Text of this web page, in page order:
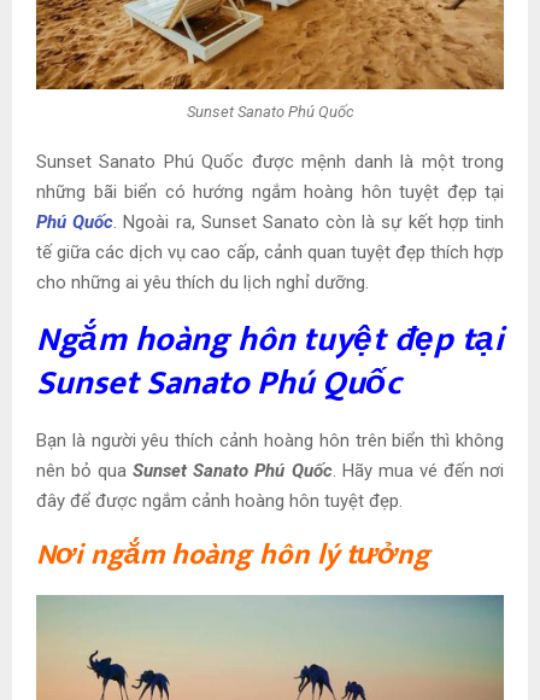
Sunset Sanato Phú Quốc
Sunset Sanato Phú Quốc được mệnh danh là một trong
những bãi biển có hướng ngắm hoàng hôn tuyệt đẹp tại
Phú Quốc. Ngoài ra, Sunset Sanato còn là sự kết hợp tinh
tế giữa các dịch vụ cao cấp, cảnh quan tuyệt đẹp thích hợp
cho những ai yêu thích du lịch nghỉ dưỡng.
Ngắm hoàng hôn tuyệt đẹp tại
Sunset Sanato Phú Quốc
Bạn là người yêu thích cảnh hoàng hôn trên biển thì không
nên bỏ quaSunset Sanato Phú Quốc. Hãy mua vé đến nơi
đây để được ngắm cảnh hoàng hôn tuyệt đẹp.
Nơi ngắm hoàng hôn lý tưởng